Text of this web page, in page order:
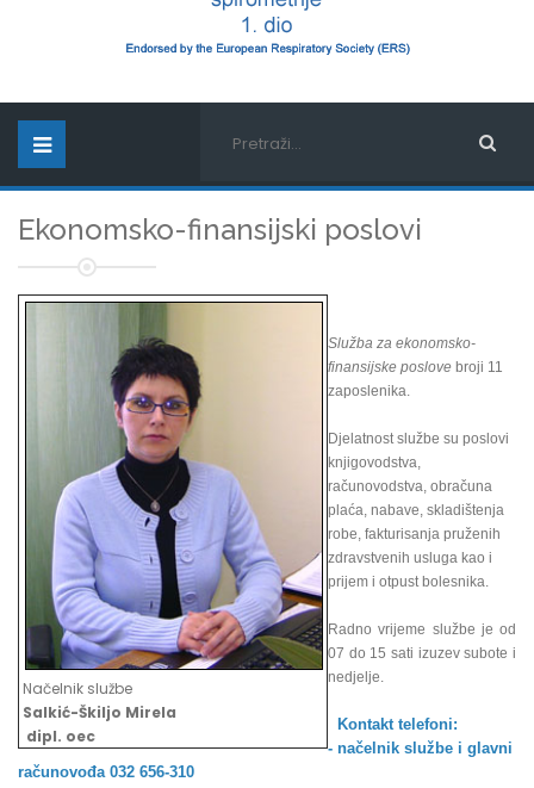
Ekonomsko-finansijski poslovi
Načelnik službe
Salkić-Škiljo Mirela
dipl. oec
Služba za ekonomsko-
finansijske poslove broji 11
zaposlenika.
Djelatnost službe su poslovi
knjigovodstva,
računovodstva, obračuna
plaća, nabave, skladištenja
robe, fakturisanja pruženih
zdravstvenih usluga kao i
prijem i otpust bolesnika.
Radno vrijeme službe je od
07 do 15 sati izuzev subote i
nedjelje.
Kontakt telefoni:
- načelnik službe i glavni
računovođa 032 656-310